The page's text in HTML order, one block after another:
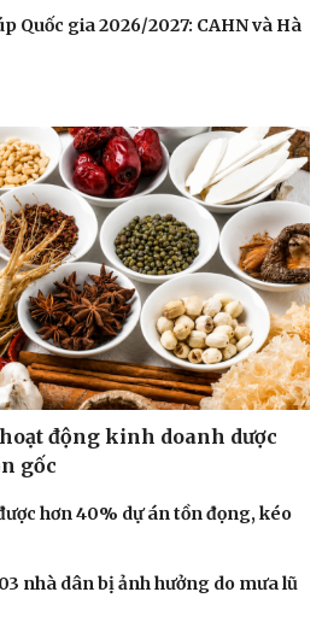
Quốc gia 2026/2027: CAHN và Hà
động kinh doanh dược
gốc
hơn 40% dự án tồn đọng, kéo
nhà dân bị ảnh hưởng do mưa lũ